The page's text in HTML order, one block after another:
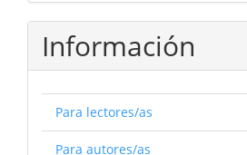
Información
Para lectores/as
Para autores/as